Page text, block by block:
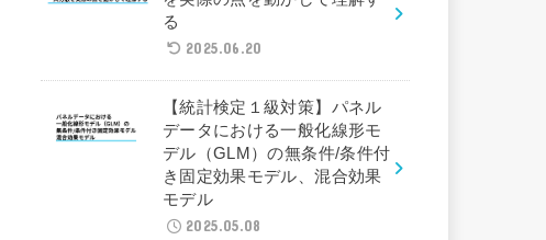
る
2025.06.20
【統計検定１級対策】パネル
データにおける一般化線形モ
デル（GLM）の無条件/条件付
き固定効果モデル、混合効果
モデル
2025.05.08